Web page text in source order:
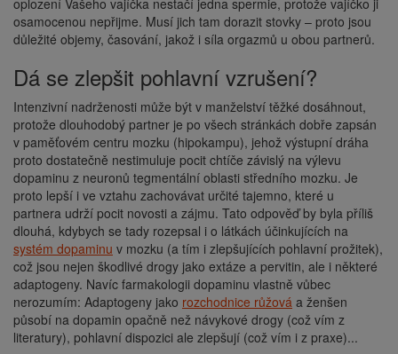
oplození Vašeho vajíčka nestačí jedna spermie, protože vajíčko ji
osamocenou nepřijme. Musí jich tam dorazit stovky – proto jsou
důležité objemy, časování, jakož i síla orgazmů u obou partnerů.
Dá se zlepšit pohlavní vzrušení?
Intenzivní nadrženosti může být v manželství těžké dosáhnout,
protože dlouhodobý partner je po všech stránkách dobře zapsán
v paměťovém centru mozku (hipokampu), jehož výstupní dráha
proto dostatečně nestimuluje pocit chtíče závislý na výlevu
dopaminu z neuronů tegmentální oblasti středního mozku. Je
proto lepší i ve vztahu zachovávat určité tajemno, které u
partnera udrží pocit novosti a zájmu. Tato odpověď by byla příliš
dlouhá, kdybych se tady rozepsal i o látkách účinkujících na
systém dopaminu v mozku (a tím i zlepšujících pohlavní prožitek),
což jsou nejen škodlivé drogy jako extáze a pervitin, ale i některé
adaptogeny. Navíc farmakologii dopaminu vlastně vůbec
nerozumím: Adaptogeny jako rozchodnice růžová a ženšen
působí na dopamin opačně než návykové drogy (což vím z
literatury), pohlavní dispozici ale zlepšují (což vím i z praxe)...